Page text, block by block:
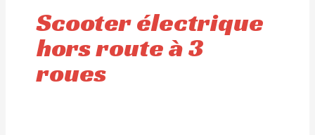
Scooter électrique
hors route à 3
roues